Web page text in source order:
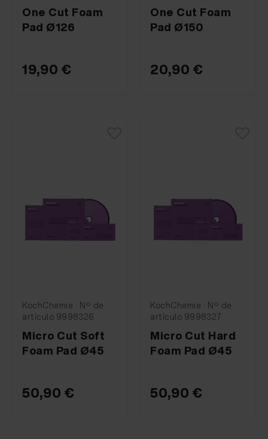
One Cut Foam
Pad Ø126
19,90 €
One Cut Foam
Pad Ø150
20,90 €
KochChemie · Nº de
artículo 9998326
Micro Cut Soft
Foam Pad Ø45
50,90 €
KochChemie · Nº de
artículo 9998327
Micro Cut Hard
Foam Pad Ø45
50,90 €